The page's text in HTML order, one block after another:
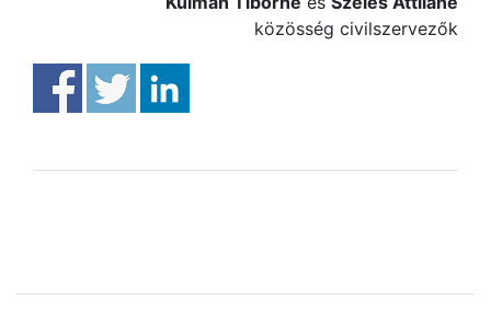
közösség civilszervezők